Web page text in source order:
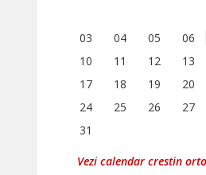
03
04 05 06
10
11 12 13
17
18 19 20
24
25 26 27
31
Vezi calendar crestin